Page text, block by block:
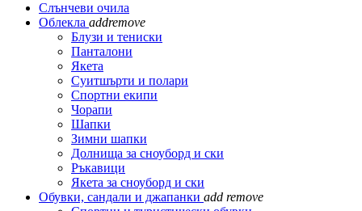
Слънчеви очила
Облекла addremove
Блузи и тениски
Панталони
Якета
Суитшърти и полари
Спортни екипи
Чорапи
Шапки
Зимни шапки
Долнища за сноуборд и ски
Ръкавици
Якета за сноуборд и ски
Обувки, сандали и джапанки add remove